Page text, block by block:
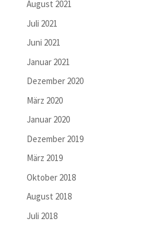
August 2021
Juli 2021
Juni 2021
Januar 2021
Dezember 2020
März 2020
Januar 2020
Dezember 2019
März 2019
Oktober 2018
August 2018
Juli 2018